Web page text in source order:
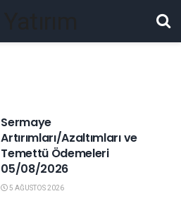
Sermaye
Artırımları/Azaltımları ve
Temettü Ödemeleri
05/08/2026
5 AĞUSTOS 2026